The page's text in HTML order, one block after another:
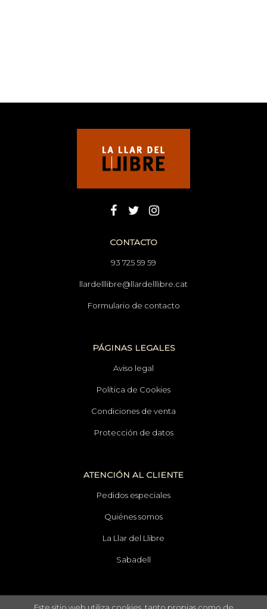
CONTACTO
93 725 59 59
llardelllibre@llardelllibre.cat
Formulario de contacto
PÁGINAS LEGALES
Aviso legal
Política de Cookies
Condiciones de venta
Protección de datos
ATENCIÓN AL CLIENTE
Pedidos especiales
Quiénes somos
La Llar del Llibre
Sabadell